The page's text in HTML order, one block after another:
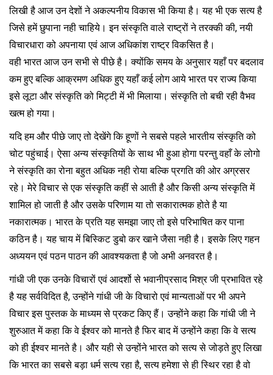
लिखी है आज उन देशों ने अकल्पनीय विकास भी किया है। यह भी एक सत्य है
जिसे हमें छुपाना नही चाहिये। इन संस्कृति वाले राष्ट्रों ने तरक्की की, नयी
विचारधारा को अपनाया एवं आज अधिकांश राष्ट्र विकसित है।
वही भारत आज उन सभी से पीछे है। क्योंकि समय के अनुसार यहाँ पर बदलाव
कम हुए बल्कि आक्रमण अधिक हुए यहाँ कई लोग आये भारत पर राज्य किया
इसे लूटा और संस्कृति को मिट्टी में भी मिलाया। संस्कृति तो बची रही वैभव
खत्म हो गया।
यदि हम और पीछे जाए तो देखेंगे कि हूणों ने सबसे पहले भारतीय संस्कृति को
चोट पहुंचाई। ऐसा अन्य संस्कृतियों के साथ भी हुआ होगा परन्तु वहाँ के लोगो
ने संस्कृति का रोना बहुत अधिक नही रोया बल्कि प्रगति की ओर अग्रसर
रहे। मेरे विचार से एक संस्कृति कहीं से आती है और किसी अन्य संस्कृति में
शामिल हो जाती है और उसके परिणाम या तो सकारात्मक होते है या
नकारात्मक। भारत के प्रति यह समझा जाए तो इसे परिभाषित कर पाना
कठिन है। यह चाय में बिस्किट डुबो कर खाने जैसा नही है। इसके लिए गहन
अध्ययन एवं पठन पाठन की आवश्यकता है जो अभी अनवरत है।
गांधी जी एक उनके विचारों एवं आदर्शो से भवानीप्रसाद मिश्र जी प्रभावित रहे
है यह सर्वविदित है, उन्होंने गांधी जी के विचारो एवं मान्यताओं पर भी अपने
विचार इस पुस्तक के माध्यम से प्रकट किए हैं। उन्होंने कहा कि गांधी जी ने
शुरुआत में कहा कि वे ईश्वर को मानते है फिर बाद में उन्होंने कहा कि वे सत्य
को ही ईश्वर मानते है। और यही से उन्होंने भारत को सत्य से जोड़ते हुए लिखा
कि भारत का सबसे बड़ा धर्म सत्य रहा है, सत्य हमेशा से ही स्थिर रहा है वो